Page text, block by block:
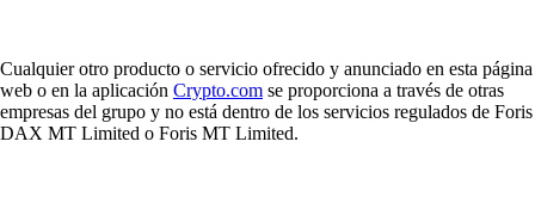
Cualquier otro producto o servicio ofrecido y anunciado en esta página
web o en la aplicación Crypto.com se proporciona a través de otras
empresas del grupo y no está dentro de los servicios regulados de Foris
DAX MT Limited o Foris MT Limited.